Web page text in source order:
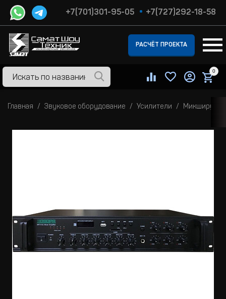
+7(701)301-95-05 +7(727)292-18-58
РАСЧЁТ ПРОЕКТА
0
Главная Звуковое оборудование Усилители